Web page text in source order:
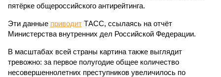
пятёрке общероссийского антирейтинга.
Эти данные приводит ТАСС, ссылаясь на отчёт
Министерства внутренних дел Российской Федерации.
В масштабах всей страны картина также выглядит
тревожно: за первое полугодие общее количество
несовершеннолетних преступников увеличилось по